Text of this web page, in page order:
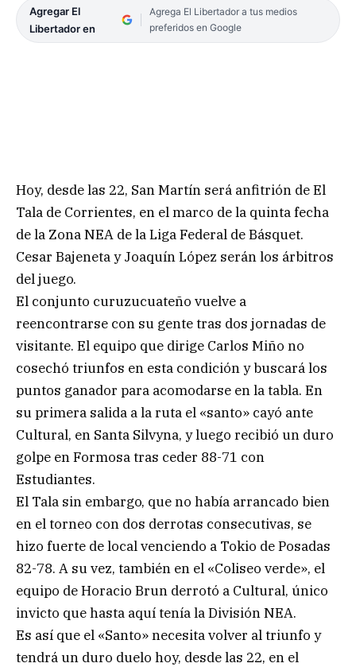
Agregar El
Libertador en
Agrega El Libertador a tus medios
preferidos en Google
Hoy, desde las 22, San Martín será anfitrión de El
Tala de Corrientes, en el marco de la quinta fecha
de la Zona NEA de la Liga Federal de Básquet.
Cesar Bajeneta y Joaquín López serán los árbitros
del juego.
El conjunto curuzucuateño vuelve a
reencontrarse con su gente tras dos jornadas de
visitante. El equipo que dirige Carlos Miño no
cosechó triunfos en esta condición y buscará los
puntos ganador para acomodarse en la tabla. En
su primera salida a la ruta el «santo» cayó ante
Cultural, en Santa Silvyna, y luego recibió un duro
golpe en Formosa tras ceder 88-71 con
Estudiantes.
El Tala sin embargo, que no había arrancado bien
en el torneo con dos derrotas consecutivas, se
hizo fuerte de local venciendo a Tokio de Posadas
82-78. A su vez, también en el «Coliseo verde», el
equipo de Horacio Brun derrotó a Cultural, único
invicto que hasta aquí tenía la División NEA.
Es así que el «Santo» necesita volver al triunfo y
tendrá un duro duelo hoy, desde las 22, en el